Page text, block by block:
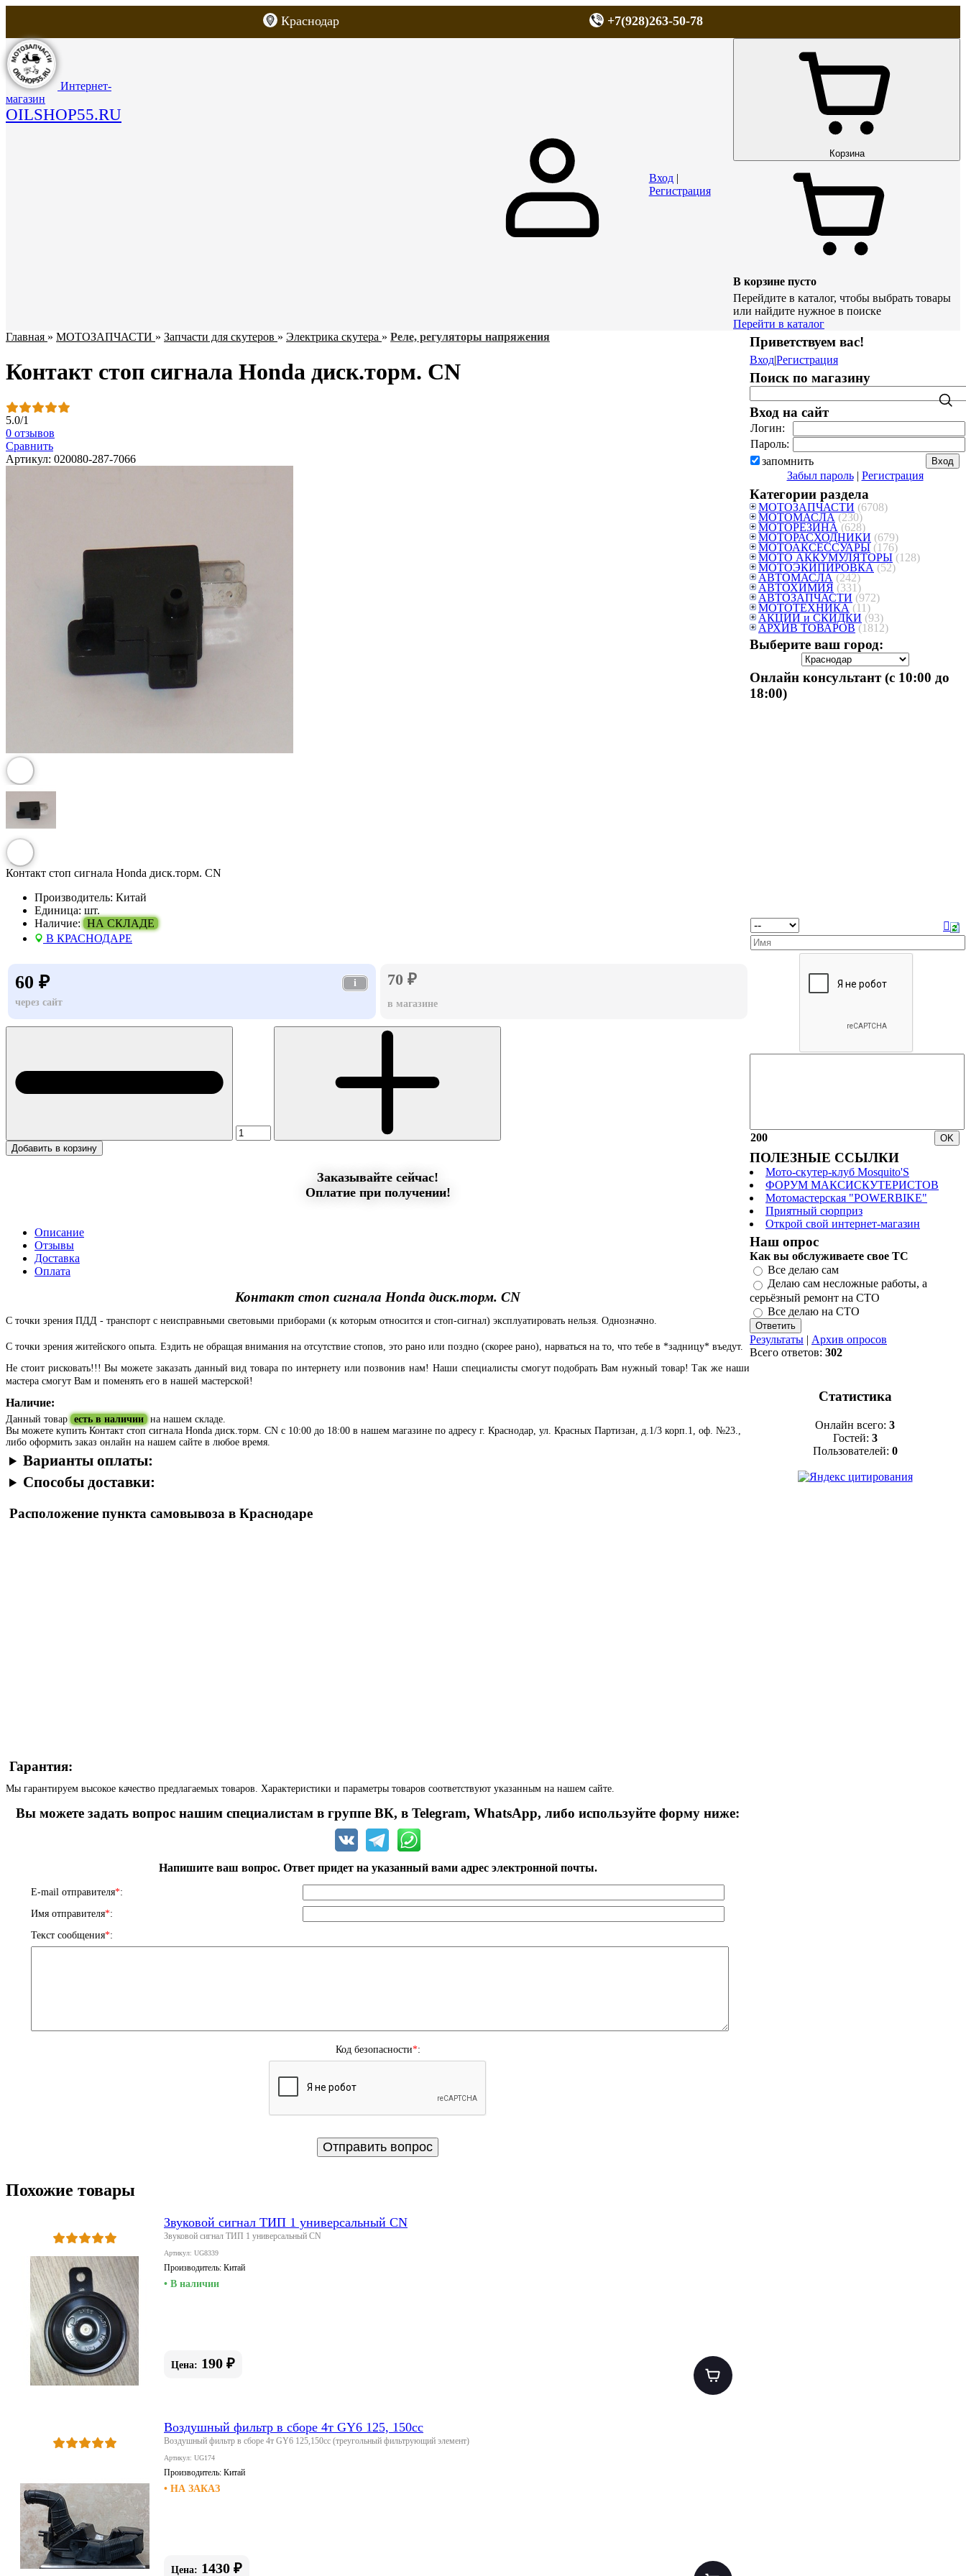
Краснодар +7(928)263-50-78
Интернет-
магазин
OILSHOP55.RU
ДОСТАВКА
Вход|
Регистрация
Корзина
В корзине пусто
Перейдите в каталог, чтобы выбрать товары
или найдите нужное в поиске
Перейти в каталог
Главная » МОТОЗАПЧАСТИ » Запчасти для скутеров » Электрика скутера » Реле, регуляторы напряжения
Контакт стоп сигнала Honda диск.торм. CN
5.0/1
0 отзывов
Сравнить
Артикул: 020080-287-7066
Контакт стоп сигнала Honda диск.торм. CN
Производитель: Китай
Единица: шт.
Наличие: НА СКЛАДЕ
В КРАСНОДАРЕ
60 ₽
i
через сайт
70 ₽
в магазине
Добавить в корзину
Заказывайте сейчас!
Оплатие при получении!
Описание
Отзывы
Доставка
Оплата
Контакт стоп сигнала Honda диск.торм. CN
С точки зрения ПДД - транспорт с неисправными световыми приборами (к которым относится и стоп-сигнал) эксплуатировать нельзя. Однозначно.
С точки зрения житейского опыта. Ездить не обращая внимания на отсутствие стопов, это рано или поздно (скорее рано), нарваться на то, что тебе в *задницу* въедут.
Не стоит рисковать!!! Вы можете заказать данный вид товара по интернету или позвонив нам! Наши специалисты смогут подобрать Вам нужный товар! Так же наши
мастера смогут Вам и поменять его в нашей мастерской!
Наличие:
Данный товар есть в наличии на нашем складе.
Вы можете купить Контакт стоп сигнала Honda диск.торм. CN с 10:00 до 18:00 в нашем магазине по адресу г. Краснодар, ул. Красных Партизан, д.1/3 корп.1, оф. №23.,
либо оформить заказ онлайн на нашем сайте в любое время.
Варианты оплаты:
Способы доставки:
Расположение пункта самовывоза в Краснодаре
Гарантия:
Мы гарантируем высокое качество предлагаемых товаров. Характеристики и параметры товаров соответствуют указанным на нашем сайте.
Вы можете задать вопрос нашим специалистам в группе ВК, в Telegram, WhatsApp, либо используйте форму ниже:
Напишите ваш вопрос. Ответ придет на указанный вами адрес электронной почты.
E-mail отправителя*:
Имя отправителя*:
Текст сообщения*:
Код безопасности*:
Похожие товары
Звуковой сигнал ТИП 1 универсальный CN
Звуковой сигнал ТИП 1 универсальный CN
Артикул: UG8339
Производитель: Китай
• В наличии
Цена: 190 ₽
Воздушный фильтр в сборе 4т GY6 125, 150сс
Воздушный фильтр в сборе 4т GY6 125,150сс (треугольный фильтрующий элемент)
Артикул: UG174
Производитель: Китай
• НА ЗАКАЗ
Цена: 1430 ₽
Приветствуем вас!
Вход|Регистрация
Поиск по магазину
Вход на сайт
Логин:
Пароль:
запомнить
Забыл пароль| Регистрация
Категории раздела
МОТОЗАПЧАСТИ (6708)
МОТОМАСЛА (230)
МОТОРЕЗИНА (628)
МОТОРАСХОДНИКИ (679)
МОТОАКСЕССУАРЫ (176)
МОТО АККУМУЛЯТОРЫ (128)
МОТОЭКИПИРОВКА (52)
АВТОМАСЛА (242)
АВТОХИМИЯ (331)
АВТОЗАПЧАСТИ (972)
МОТОТЕХНИКА (11)
АКЦИИ и СКИДКИ (93)
АРХИВ ТОВАРОВ (1812)
Выберите ваш город:
Онлайн консультант (с 10:00 до
18:00)
200
ПОЛЕЗНЫЕ ССЫЛКИ
Мото-скутер-клуб Mosquito'S
ФОРУМ МАКСИСКУТЕРИСТОВ
Мотомастерская "POWERBIKE"
Приятный сюрприз
Открой свой интернет-магазин
Наш опрос
Как вы обслуживаете свое ТС
Все делаю сам
Делаю сам несложные работы, а
серьёзный ремонт на СТО
Все делаю на СТО
Результаты | Архив опросов
Всего ответов: 302
Статистика
Онлайн всего: 3
Гостей: 3
Пользователей: 0